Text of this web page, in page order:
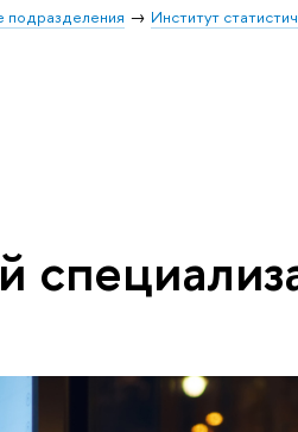
подразделения
Институт